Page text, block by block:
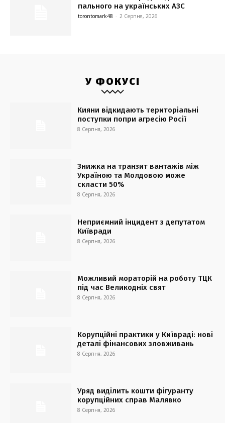
пального на українських АЗС
torontomark48 - 2 Серпня, 2026
У ФОКУСІ
Кияни відкидають територіальні
поступки попри агресію Росії
8 Серпня, 2026
Знижка на транзит вантажів між
Україною та Молдовою може
скласти 50%
8 Серпня, 2026
Неприємний інцидент з депутатом
Київради
8 Серпня, 2026
Можливий мораторій на роботу ТЦК
під час Великодніх свят
8 Серпня, 2026
Корупційні практики у Київраді: нові
деталі фінансових зловживань
8 Серпня, 2026
Уряд виділить кошти фігуранту
корупційних справ Малявко
8 Серпня, 2026